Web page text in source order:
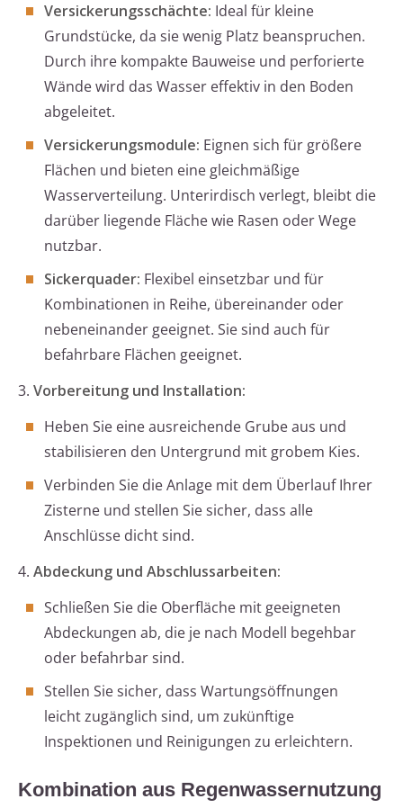
Versickerungsschächte: Ideal für kleine
Grundstücke, da sie wenig Platz beanspruchen.
Durch ihre kompakte Bauweise und perforierte
Wände wird das Wasser effektiv in den Boden
abgeleitet.
Versickerungsmodule: Eignen sich für größere
Flächen und bieten eine gleichmäßige
Wasserverteilung. Unterirdisch verlegt, bleibt die
darüber liegende Fläche wie Rasen oder Wege
nutzbar.
Sickerquader: Flexibel einsetzbar und für
Kombinationen in Reihe, übereinander oder
nebeneinander geeignet. Sie sind auch für
befahrbare Flächen geeignet.
3. Vorbereitung und Installation:
Heben Sie eine ausreichende Grube aus und
stabilisieren den Untergrund mit grobem Kies.
Verbinden Sie die Anlage mit dem Überlauf Ihrer
Zisterne und stellen Sie sicher, dass alle
Anschlüsse dicht sind.
4. Abdeckung und Abschlussarbeiten:
Schließen Sie die Oberfläche mit geeigneten
Abdeckungen ab, die je nach Modell begehbar
oder befahrbar sind.
Stellen Sie sicher, dass Wartungsöffnungen
leicht zugänglich sind, um zukünftige
Inspektionen und Reinigungen zu erleichtern.
Kombination aus Regenwassernutzung